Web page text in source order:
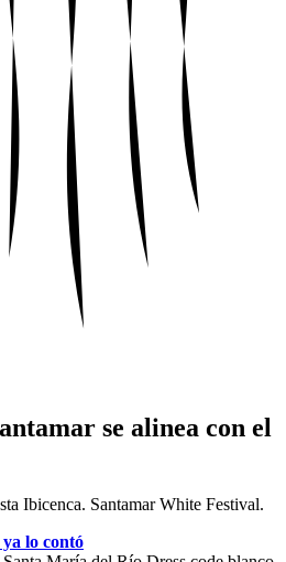
se alinea con el
Ibicenca. Santamar White Festival.
lo contó